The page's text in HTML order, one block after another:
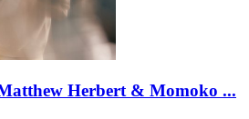
Herbert & Momoko ...